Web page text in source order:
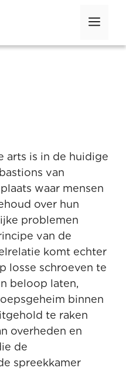
arts is in de huidige
van
waar mensen
over hun
problemen
van de
komt echter
losse schroeven te
beloop laten,
binnen
te raken
overheden en
de
spreekkamer